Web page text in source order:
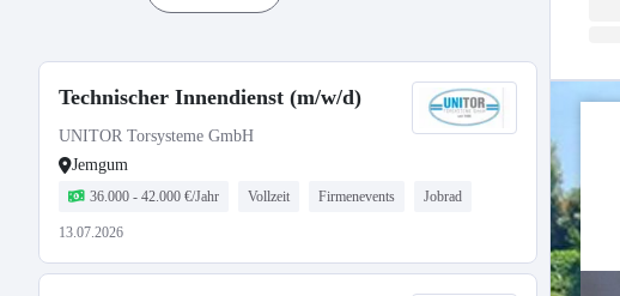
Technischer Innendienst (m/w/d)
UNITOR Torsysteme GmbH
Jemgum
36.000 - 42.000 €/Jahr Vollzeit Firmenevents Jobrad
13.07.2026